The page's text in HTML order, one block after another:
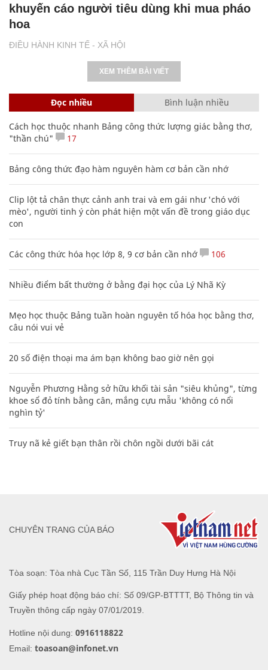
ĐIỀU HÀNH KINH TẾ - XÃ HỘI
khuyến cáo người tiêu dùng khi mua pháo
hoa
XEM THÊM BÀI VIẾT
Đọc nhiều Bình luận nhiều
Cách học thuộc nhanh Bảng công thức lượng giác bằng thơ,
"thần chú"
17
Bảng công thức đạo hàm nguyên hàm cơ bản cần nhớ
Clip lột tả chân thực cảnh anh trai và em gái như 'chó với
mèo', người tinh ý còn phát hiện một vấn đề trong giáo dục
con
Các công thức hóa học lớp 8, 9 cơ bản cần nhớ 106
Nhiều điểm bất thường ở bằng đại học của Lý Nhã Kỳ
Mẹo học thuộc Bảng tuần hoàn nguyên tố hóa học bằng thơ,
câu nói vui vẻ
20 số điện thoại ma ám bạn không bao giờ nên gọi
Nguyễn Phương Hằng sở hữu khối tài sản "siêu khủng", từng
khoe sổ đỏ tính bằng cân, mắng cựu mẫu 'không có nổi
nghìn tỷ'
Truy nã kẻ giết bạn thân rồi chôn ngồi dưới bãi cát
Tòa soạn: Tòa nhà Cục Tần Số, 115 Trần Duy Hưng Hà Nội
Giấy phép hoạt động báo chí: Số 09/GP-BTTTT, Bộ Thông tin và
Truyền thông cấp ngày 07/01/2019.
Hotline nội dung: 0916118822
Email: toasoan@infonet.vn
CHUYÊN TRANG CỦA BÁO